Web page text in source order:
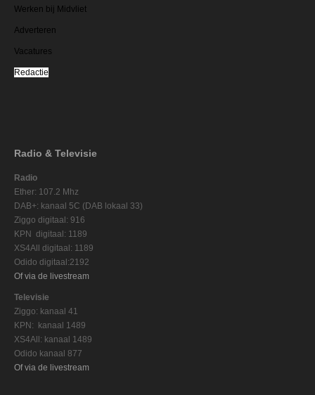
Werken bij Midvliet
Adverteren
Vacatures
Redactie
Radio & Televisie
Radio
Ether: 107.2 Mhz
DAB+: kanaal 5C (DAB lokaal 33)
Ziggo digitaal: 916
KPN digitaal: 1189
XS4All digitaal: 1189
Odido digitaal:2192
Of via de livestream
Televisie
Ziggo: kanaal 41
KPN: kanaal 1489
XS4All: kanaal 1489
Odido kanaal 877
Of via de livestream